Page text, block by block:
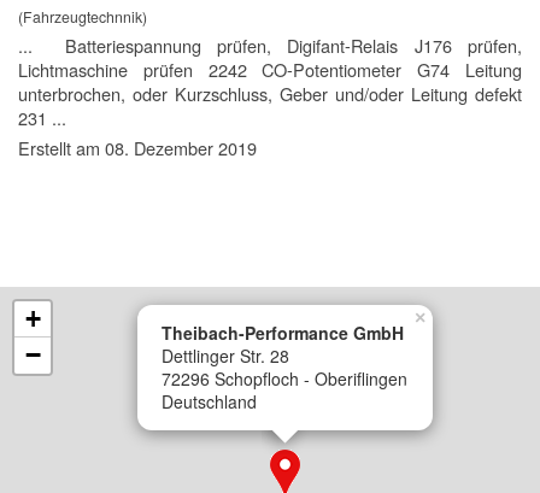
(Fahrzeugtechnnik)
... Batteriespannung prüfen, Digifant-Relais J176 prüfen,
Lichtmaschine prüfen 2242 CO-Potentiometer G74 Leitung
unterbrochen, oder Kurzschluss, Geber und/oder Leitung defekt
231 ...
Erstellt am 08. Dezember 2019
Theibach-Performance GmbH
Dettlinger Str. 28
72296 Schopfloch - Oberiflingen
Deutschland
×
+
−